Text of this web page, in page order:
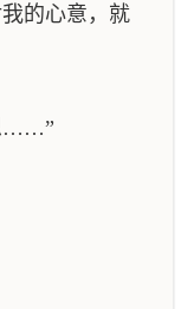
的心意，就
……”